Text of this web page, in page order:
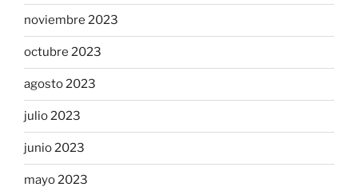
noviembre 2023
octubre 2023
agosto 2023
julio 2023
junio 2023
mayo 2023